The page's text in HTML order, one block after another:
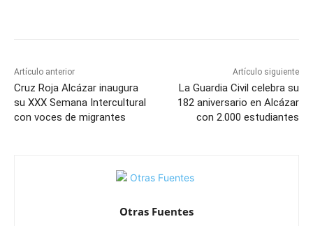
Artículo anterior
Cruz Roja Alcázar inaugura
su XXX Semana Intercultural
con voces de migrantes
Artículo siguiente
La Guardia Civil celebra su
182 aniversario en Alcázar
con 2.000 estudiantes
Otras Fuentes